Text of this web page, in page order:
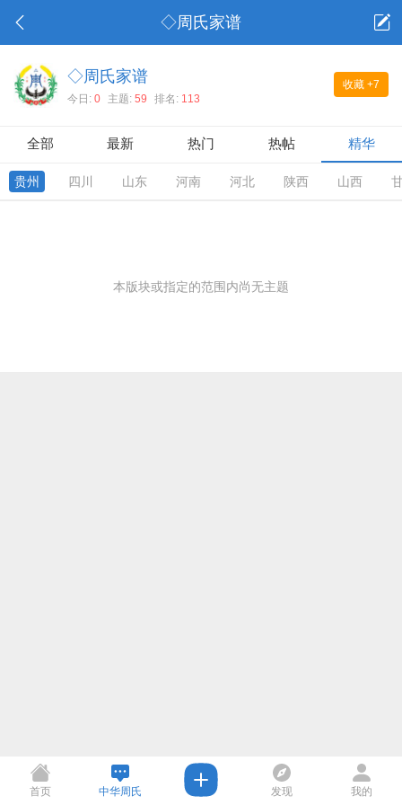
◇周氏家谱
收藏 +7
◇周氏家谱
今日: 0 主题: 59 排名: 113
全部 最新 热门 热帖 精华
贵州 四川 山东 河南 河北 陕西 山西
本版块或指定的范围内尚无主题
首页 中华周氏 发现 我的